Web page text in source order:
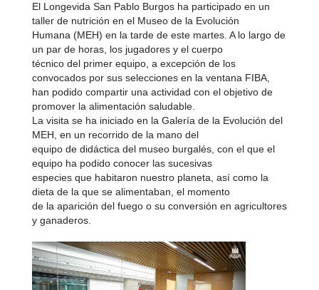
El Longevida San Pablo Burgos ha participado en un
taller de nutrición en el Museo de la Evolución
Humana (MEH) en la tarde de este martes. A lo largo de
un par de horas, los jugadores y el cuerpo
técnico del primer equipo, a excepción de los
convocados por sus selecciones en la ventana FIBA,
han podido compartir una actividad con el objetivo de
promover la alimentación saludable.
La visita se ha iniciado en la Galería de la Evolución del
MEH, en un recorrido de la mano del
equipo de didáctica del museo burgalés, con el que el
equipo ha podido conocer las sucesivas
especies que habitaron nuestro planeta, así como la
dieta de la que se alimentaban, el momento
de la aparición del fuego o su conversión en agricultores
y ganaderos.